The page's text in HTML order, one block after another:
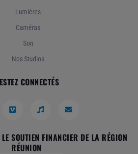
Lumières
Caméras
Son
Nos Studios
CONNECTÉS
SOUTIEN FINANCIER DE LA RÉGION
RÉUNION